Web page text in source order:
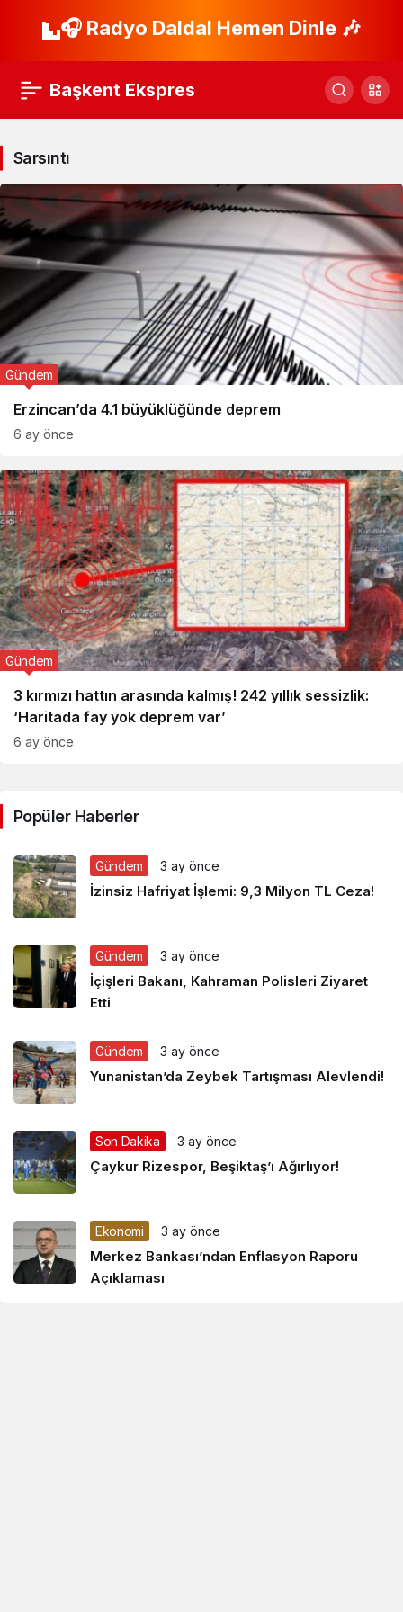
🎧 Radyo Daldal Hemen Dinle 🎶
Başkent Ekspres
Sarsıntı
Erzincan’da 4.1 büyüklüğünde deprem
Gündem
6 ay önce
3 kırmızı hattın arasında kalmış! 242 yıllık sessizlik:
‘Haritada fay yok deprem var’
Gündem
6 ay önce
Popüler Haberler
Gündem 3 ay önce
İzinsiz Hafriyat İşlemi: 9,3 Milyon TL Ceza!
Gündem 3 ay önce
İçişleri Bakanı, Kahraman Polisleri Ziyaret
Etti
Gündem 3 ay önce
Yunanistan’da Zeybek Tartışması Alevlendi!
Son Dakika 3 ay önce
Çaykur Rizespor, Beşiktaş’ı Ağırlıyor!
Ekonomi 3 ay önce
Merkez Bankası’ndan Enflasyon Raporu
Açıklaması